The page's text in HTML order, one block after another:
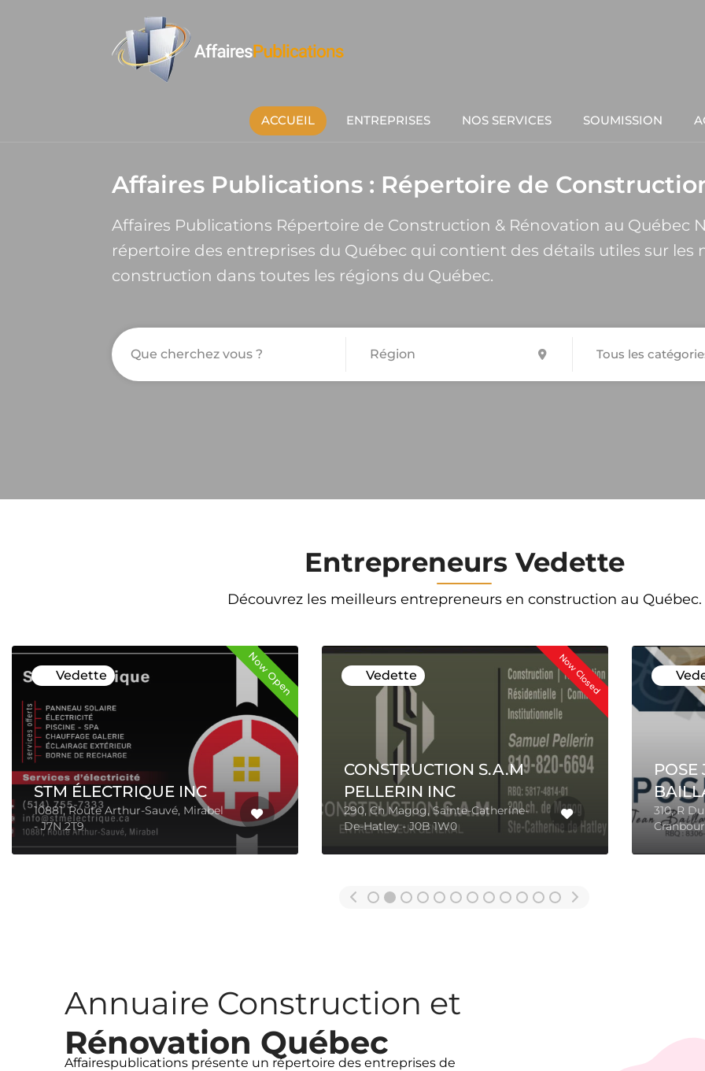
ACCUEIL ENTREPRISES NOS SERVICES SOUMISSION
Affaires Publications : Répertoire de
Affaires Publications Répertoire de Construction & Rénovation au Québec
répertoire des entreprises du Québec qui contient des détails utiles sur les
construction dans toutes les régions du Québec.
Tous les
Entrepreneurs Vedette
Découvrez les meilleurs entrepreneurs en construction au Québec.
Now Open Now Closed
CONSTRUCTION S.A.M
PELLERIN INC
290, Ch Magog, Sainte-Catherine-
De-Hatley -
Now Closed
POSE JEAN
BAILLARGEON INC
310, R Du Parc, St-Odilon-De-
Cranbourne -
G0S 3A0
Annuaire Construction et
Rénovation Québec
Affairespublications présente un répertoire des entreprises de